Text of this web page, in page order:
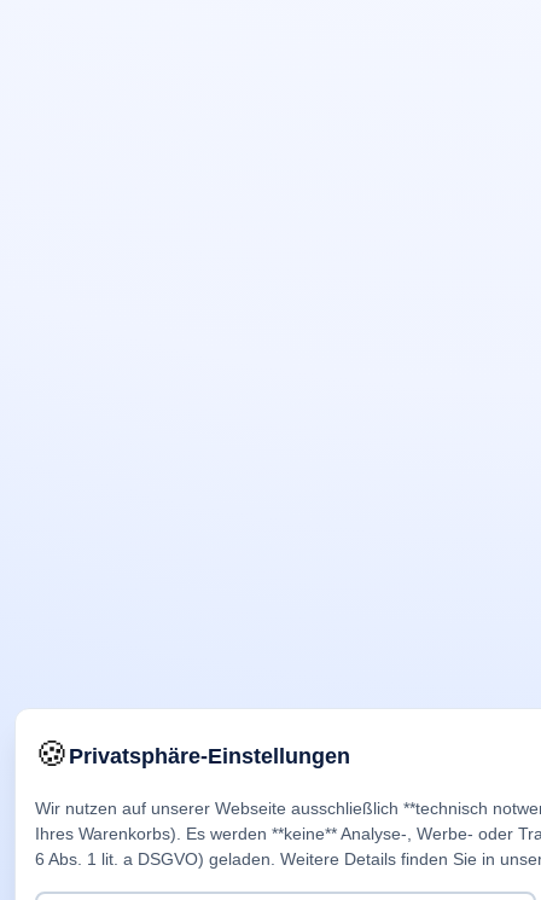
🍪Privatsphäre-Einstellungen
Wir nutzen auf unserer Webseite ausschließlich **technisch
Ihres Warenkorbs). Es werden **keine** Analyse-, Werbe- oder
6 Abs. 1 lit. a DSGVO) geladen. Weitere Details finden Sie in